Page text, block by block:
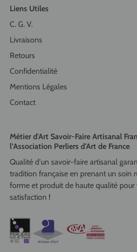
Liens Utiles
C. G. V.
Livraisons
Retours
Confidentialité
Mentions Légales
Contact
Métier d'Art Savoir-Faire Artisanal
l’Association Perliers d'Art de France
Qualité d'un savoir-faire artisanal
tradition française en prenant un soin
forme et produit de haute qualité pour
satisfaction !